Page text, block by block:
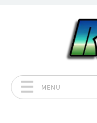
MENU